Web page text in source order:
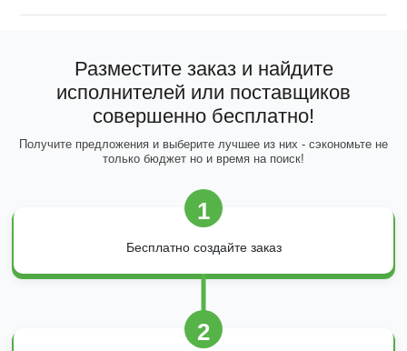
Разместите заказ и найдите
исполнителей или поставщиков
совершенно бесплатно!
Получите предложения и выберите лучшее из них - сэкономьте не
только бюджет но и время на поиск!
1
Бесплатно создайте заказ
2